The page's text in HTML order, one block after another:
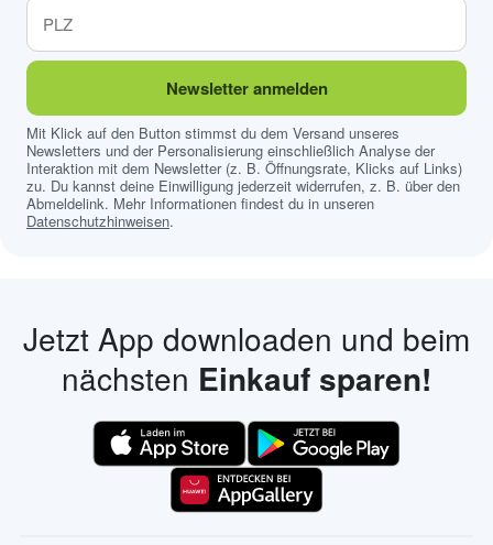
Newsletter anmelden
Mit Klick auf den Button stimmst du dem Versand unseres
Newsletters und der Personalisierung einschließlich Analyse der
Interaktion mit dem Newsletter (z. B. Öffnungsrate, Klicks auf Links)
zu. Du kannst deine Einwilligung jederzeit widerrufen, z. B. über den
Abmeldelink. Mehr Informationen findest du in unseren
Datenschutzhinweisen.
Jetzt App downloaden und beim
nächsten Einkauf sparen!